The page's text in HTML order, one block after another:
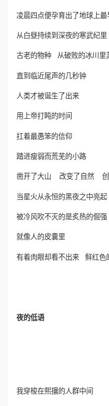
凌晨四点便孕育出了地球上最
从白昼持续到深夜的寒武纪里
古老的物种 从破败的冰川里
直到临近尾声的几秒钟
人类才被诞生了出来
用上帝打盹的时间
扛着最愚笨的信仰
踏进瘦弱而荒芜的小路
凿开了大山 改变了自然 创
当星火从永恒的黑夜之中亮起
被冷风吹不灭的是炙热的倔强
就像人的皮囊里
有着肉眼却看不出来 鲜红色
夜的低语
我穿梭在熙攘的人群中间